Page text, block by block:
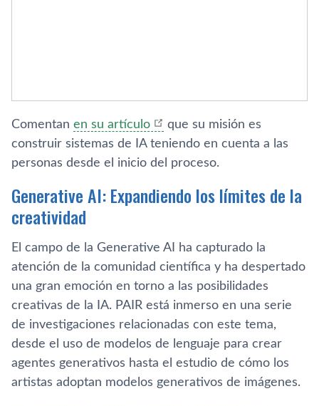
Comentan en su artículo
que su misión es
construir sistemas de IA teniendo en cuenta a las
personas desde el inicio del proceso.
Generative AI: Expandiendo los límites de la
creatividad
El campo de la Generative AI ha capturado la
atención de la comunidad científica y ha despertado
una gran emoción en torno a las posibilidades
creativas de la IA. PAIR está inmerso en una serie
de investigaciones relacionadas con este tema,
desde el uso de modelos de lenguaje para crear
agentes generativos hasta el estudio de cómo los
artistas adoptan modelos generativos de imágenes.